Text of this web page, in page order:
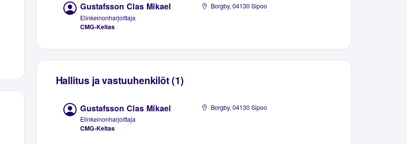
Gustafsson Clas Mikael
Elinkeinonharjoittaja
CMG-Keltas
Borgby, 04130 Sipoo
Hallitus ja vastuuhenkilöt (1)
Gustafsson Clas Mikael
Elinkeinonharjoittaja
CMG-Keltas
Borgby, 04130 Sipoo